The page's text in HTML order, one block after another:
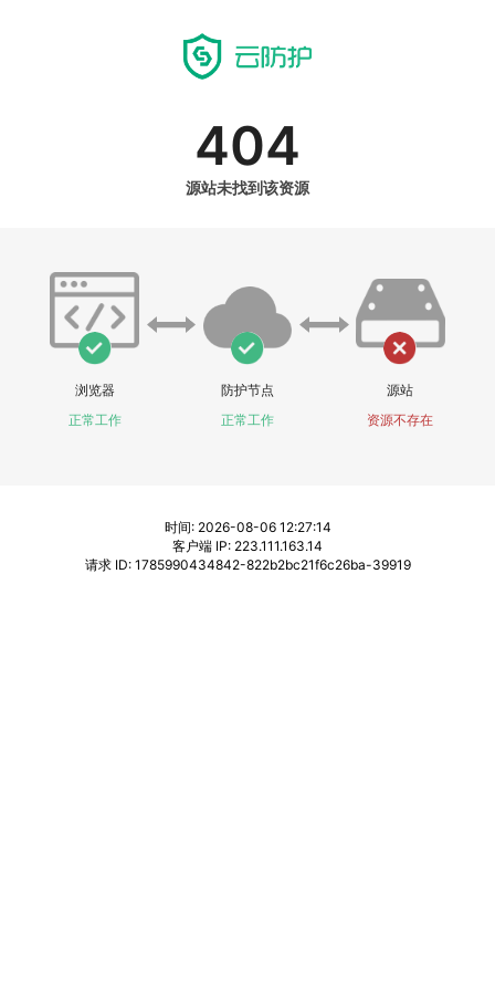
404
源站未找到该资源
浏览器
正常工作
防护节点
正常工作
源站
资源不存在
时间: 2026-08-06 12:27:14
客户端 IP: 223.111.163.14
请求 ID: 1785990434842-822b2bc21f6c26ba-39919